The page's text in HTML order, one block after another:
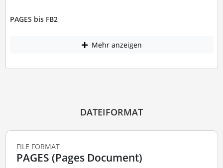
PAGES bis FB2
Mehr anzeigen
DATEIFORMAT
FILE FORMAT
PAGES (Pages Document)